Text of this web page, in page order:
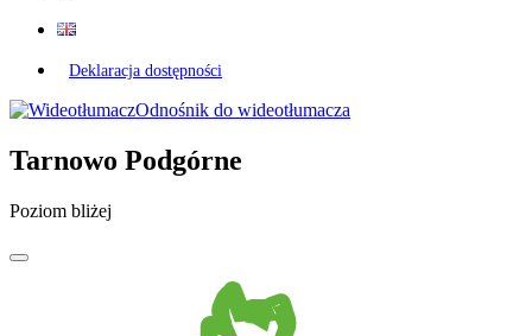
Deklaracja dostępności
Odnośnik do wideotłumacza
Tarnowo Podgórne
Poziom bliżej